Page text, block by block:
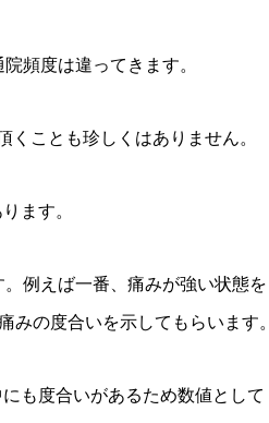
頻度は違ってきます。
ことも珍しくはありません。
ます。
例えば一番、痛みが強い状態を
みの度合いを示してもらいます。
も度合いがあるため数値として